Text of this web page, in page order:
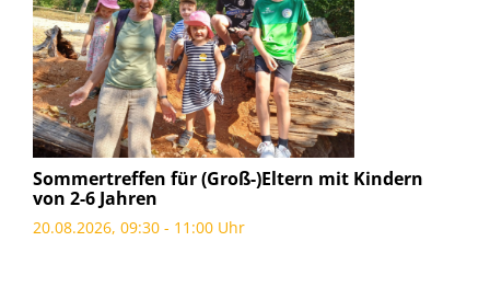
Sommertreffen für (Groß-)Eltern mit Kindern
von 2-6 Jahren
20.08.2026, 09:30 - 11:00 Uhr